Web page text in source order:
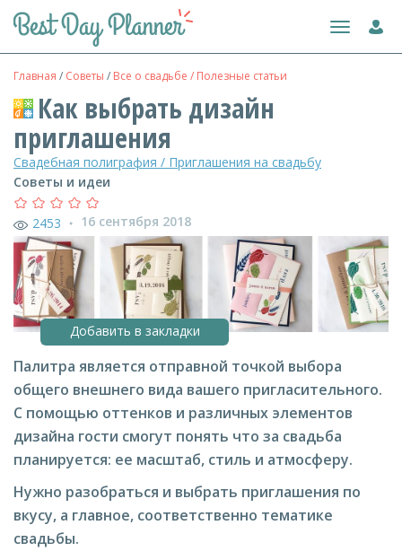
Toggle
Главная / Советы / Все о свадьбе / Полезные статьи
Как выбрать дизайн
приглашения
Свадебная полиграфия / Приглашения на свадьбу
Советы и идеи
2453 ● 16 сентября 2018
Добавить в закладки
Палитра является отправной точкой выбора
общего внешнего вида вашего пригласительного.
С помощью оттенков и различных элементов
дизайна гости смогут понять что за свадьба
планируется: ее масштаб, стиль и атмосферу.
Нужно разобраться и выбрать приглашения по
вкусу, а главное, соответственно тематике
свадьбы.